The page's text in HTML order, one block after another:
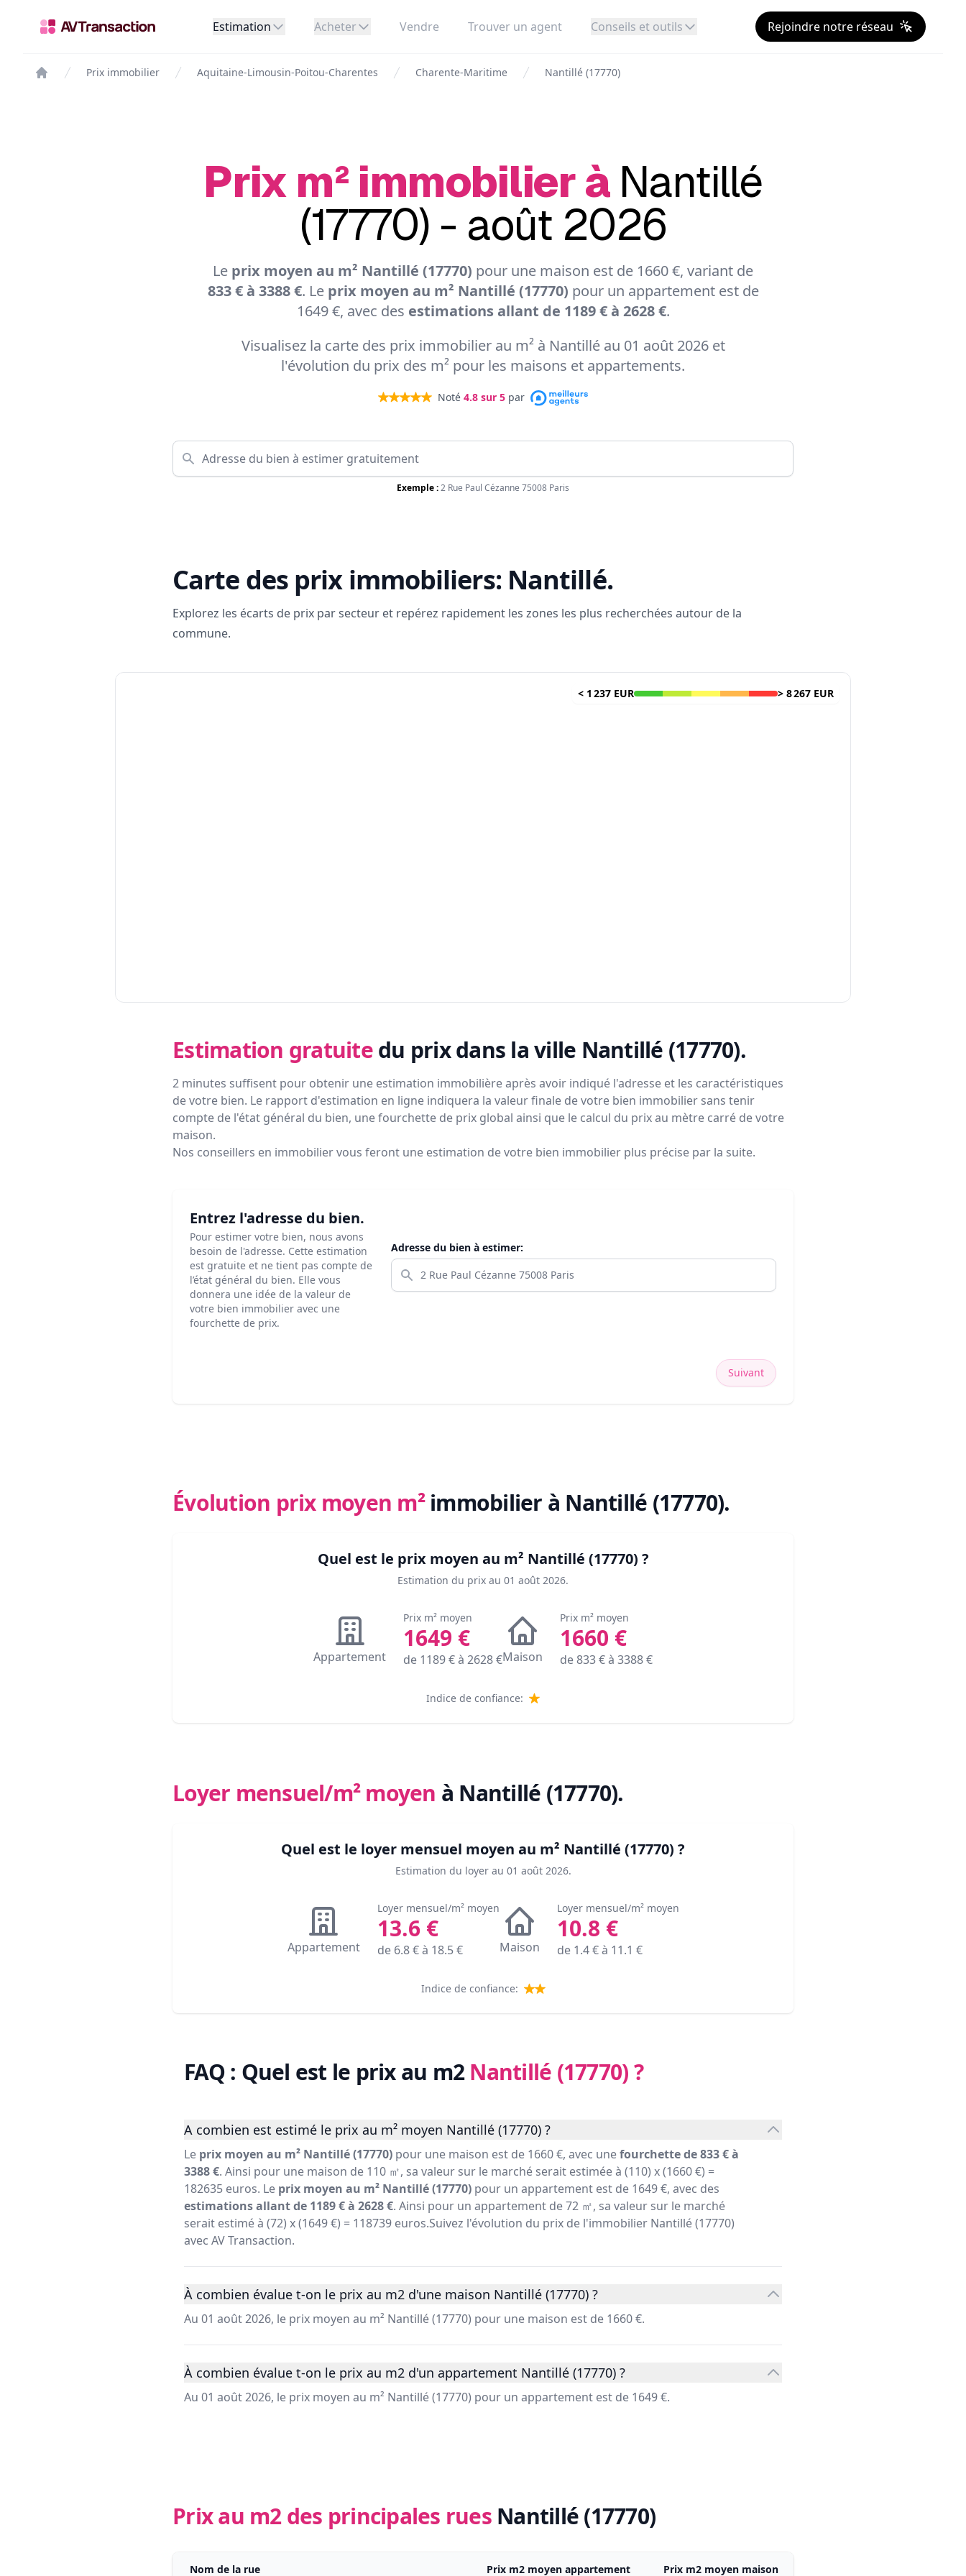
Estimation Acheter Vendre Trouver un agent Conseils et outils Rejoindre notre réseau
Prix immobilier Aquitaine-Limousin-Poitou-Charentes Charente-Maritime Nantillé (17770)
Prix m² immobilier à Nantillé
(17770) - août 2026
Le prix moyen au m² Nantillé (17770) pour une maison est de 1660 €, variant de
833 € à 3388 €. Le prix moyen au m² Nantillé (17770) pour un appartement est de
1649 €, avec des estimations allant de 1189 € à 2628 €.
Visualisez la carte des prix immobilier au m² à Nantillé au 01 août 2026 et
l'évolution du prix des m² pour les maisons et appartements.
Noté 4.8 sur 5 par
Exemple :2 Rue Paul Cézanne 75008 Paris
Carte des prix immobiliers: Nantillé.
Explorez les écarts de prix par secteur et repérez rapidement les zones les plus recherchées autour de la
commune.
< 1 237 EUR > 8 267 EUR
Estimation gratuite du prixdans la ville Nantillé (17770).
2 minutes suffisent pour obtenir une estimation immobilière après avoir indiqué l'adresse et les caractéristiques
de votre bien. Le rapport d'estimation en ligne indiquera la valeur finale de votre bien immobilier sans tenir
compte de l'état général du bien, une fourchette de prix global ainsi que le calcul du prix au mètre carré de votre
maison.
Nos conseillers en immobilier vous feront une estimation de votre bien immobilier plus précise par la suite.
Entrez l'adresse du bien.
Pour estimer votre bien, nous avons
besoin de l'adresse. Cette estimation
est gratuite et ne tient pas compte de
l’état général du bien. Elle vous
donnera une idée de la valeur de
votre bien immobilier avec une
fourchette de prix.
Adresse du bien à estimer:
Suivant
Évolution prix moyen m² immobilier à Nantillé (17770).
Quel est le prix moyen au m² Nantillé (17770) ?
Estimation du prix au 01 août 2026.
Appartement
Prix m² moyen
1649 €
de 1189€ à 2628€Maison
Prix m² moyen
1660 €
de833€ à 3388€
Indice de confiance:
Loyer mensuel/m² moyen à Nantillé (17770).
Quel est le loyer mensuel moyen au m² Nantillé (17770) ?
Estimation du loyer au 01 août 2026.
Appartement
Loyer mensuel/m² moyen
13.6€
de 6.8€ à 18.5€ Maison
Loyer mensuel/m² moyen
10.8 €
de 1.4€ à 11.1 €
Indice de confiance:
FAQ : Quel est le prix au m2Nantillé (17770)?
A combien est estimé le prix au m² moyen Nantillé (17770) ?
Le prix moyen au m² Nantillé (17770) pour une maison est de 1660 €, avec unefourchette de 833 € à
3388 €. Ainsi pour une maison de 110 ㎡, sa valeur sur le marché serait estimée à (110) x (1660 €) =
182635 euros. Le prix moyen au m² Nantillé (17770) pour un appartement est de 1649 €, avec des
estimations allant de 1189 € à 2628 €. Ainsi pour un appartement de 72 ㎡, sa valeur sur le marché
serait estimé à (72) x (1649 €) = 118739 euros.Suivez l'évolution du prix de l'immobilier Nantillé (17770)
avec AV Transaction.
À combien évalue t-on le prix au m2 d'une maison Nantillé (17770) ?
Au 01 août 2026, le prix moyen au m² Nantillé (17770) pour une maison est de 1660 €.
À combien évalue t-on le prix au m2 d'un appartement Nantillé (17770) ?
Au 01 août 2026, le prix moyen au m² Nantillé (17770) pour un appartement est de 1649 €.
Prix au m2 des principales rues Nantillé (17770)
Nom de la rue Prix m2 moyen appartement Prix m2 moyen maison